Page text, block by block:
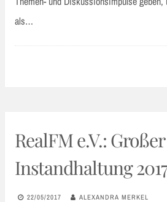
als…
RealFM e.V.:
Instandhaltung 2017
22/05/2017 ALEXANDRA MERKEL